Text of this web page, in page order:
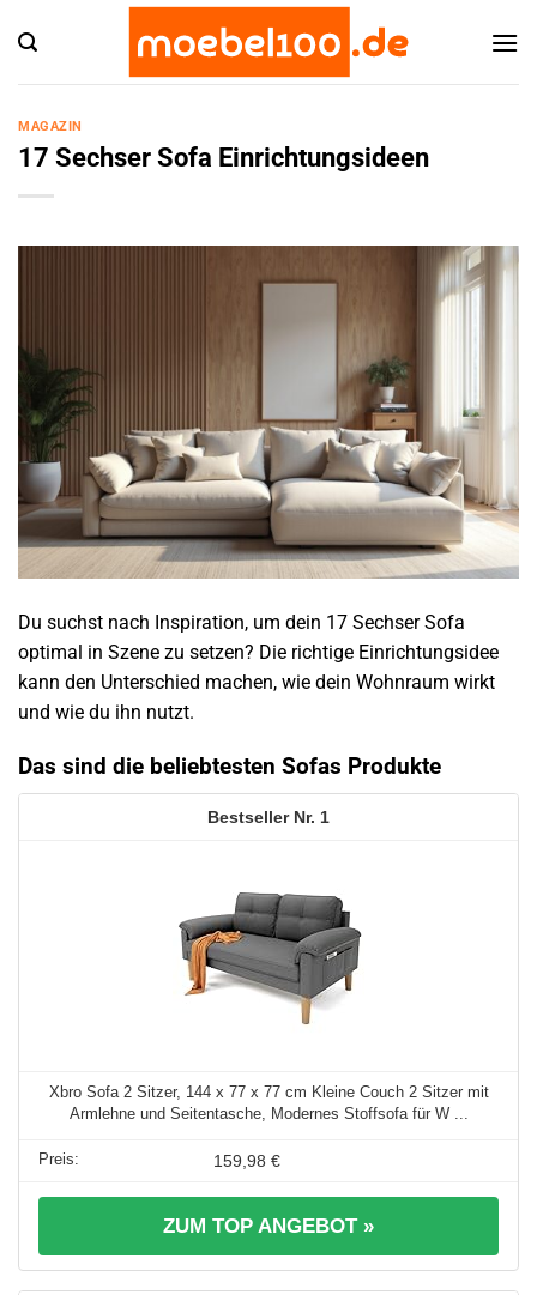
Inhalt
MAGAZIN
17 Sechser Sofa Einrichtungsideen
Du suchst nach Inspiration, um dein 17 Sechser Sofa
optimal in Szene zu setzen? Die richtige Einrichtungsidee
kann den Unterschied machen, wie dein Wohnraum wirkt
und wie du ihn nutzt.
Das sind die beliebtesten Sofas Produkte
1
Xbro Sofa 2 Sitzer, 144 x 77 x 77 cm Kleine Couch 2 Sitzer mit
Armlehne und Seitentasche, Modernes Stoffsofa für W ...
159,98 €
ZUM TOP ANGEBOT »